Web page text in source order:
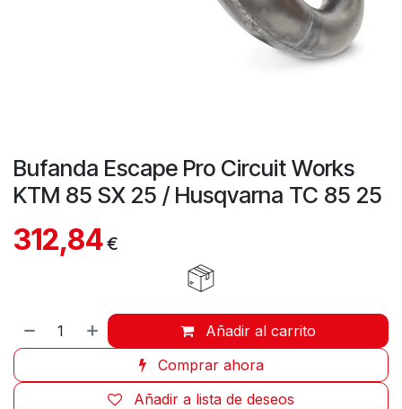
Bufanda Escape Pro Circuit Works
KTM 85 SX 25 / Husqvarna TC 85 25
312,84€
Añadir al carrito
Comprar ahora
Añadir a lista de deseos